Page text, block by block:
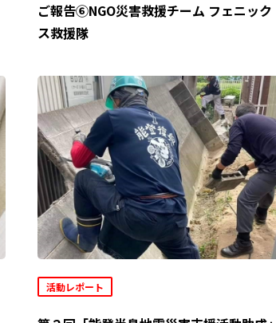
ご報告⑥NGO災害救援チーム フェニック
ス救援隊
活動レポート